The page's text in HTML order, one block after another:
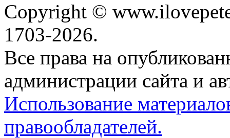
Copyright ©
1703-2026.
Все права на
администрации сайта и
Использование
правообладателей.